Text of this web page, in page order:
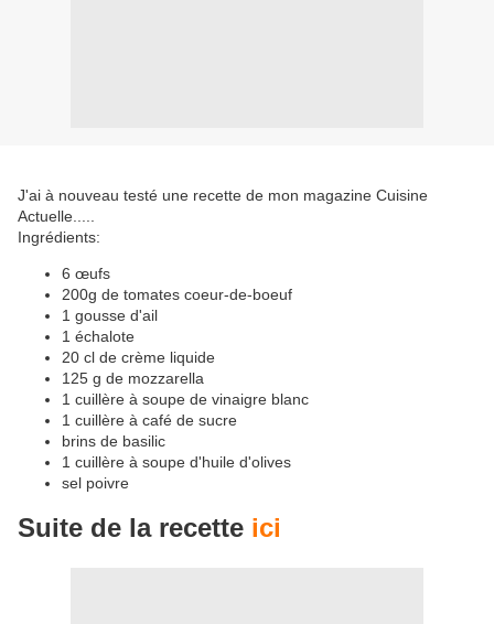
J'ai à nouveau testé une recette de mon magazine Cuisine
Actuelle.....
Ingrédients:
6 œufs
200g de tomates coeur-de-boeuf
1 gousse d'ail
1 échalote
20 cl de crème liquide
125 g de mozzarella
1 cuillère à soupe de vinaigre blanc
1 cuillère à café de sucre
brins de basilic
1 cuillère à soupe d'huile d'olives
sel poivre
Suite de la recette ici